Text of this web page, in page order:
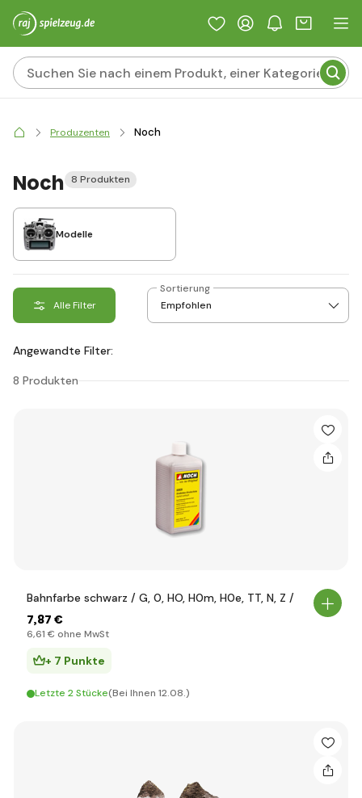
Produzenten Noch
Noch 8 Produkten
Modelle
Alle Filter
Sortierung
Angewandte Filter:
8 Produkten
Bahnfarbe schwarz / G, 0, HO, H0m, H0e, TT, N, Z /
7,87 €
6,61 € ohne MwSt
+ 7 Punkte
Letzte 2 Stücke(Bei Ihnen 12.08.)